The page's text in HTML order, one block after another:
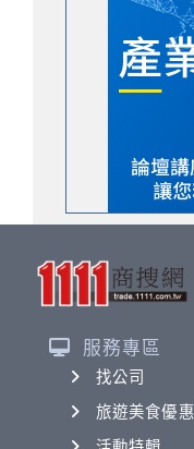
服務專區
找公司
旅遊美食優惠